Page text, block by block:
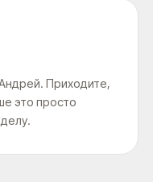
Приходите,
это просто